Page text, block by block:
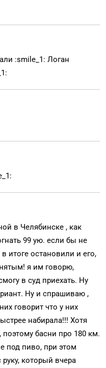
:smile_1: Логан
в Челябинске , как
99 ую. если бы не
итоге остановили и его,
я им говорю,
в суд приехать. Ну
Ну и спрашиваю ,
говорит что у них
набирала!!! Хотя
поэтому басни про 180 км.
под пиво, при этом
который вчера